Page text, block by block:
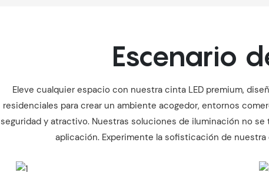
Escenario
Eleve cualquier espacio con nuestra cinta LED premium,
residenciales para crear un ambiente acogedor, entornos
seguridad y atractivo. Nuestras soluciones de iluminación no
aplicación. Experimente la sofisticación de